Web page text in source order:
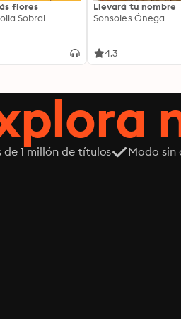
flores
Sobral
Llevará tu nombre
Sonsoles Ónega
4.3
de 1 millón de títulos Modo sin